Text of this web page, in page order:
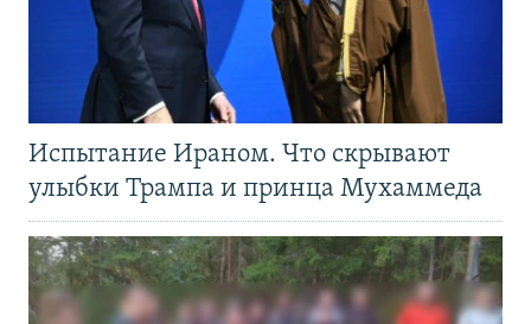
Испытание Ираном. Что скрывают
улыбки Трампа и принца Мухаммеда